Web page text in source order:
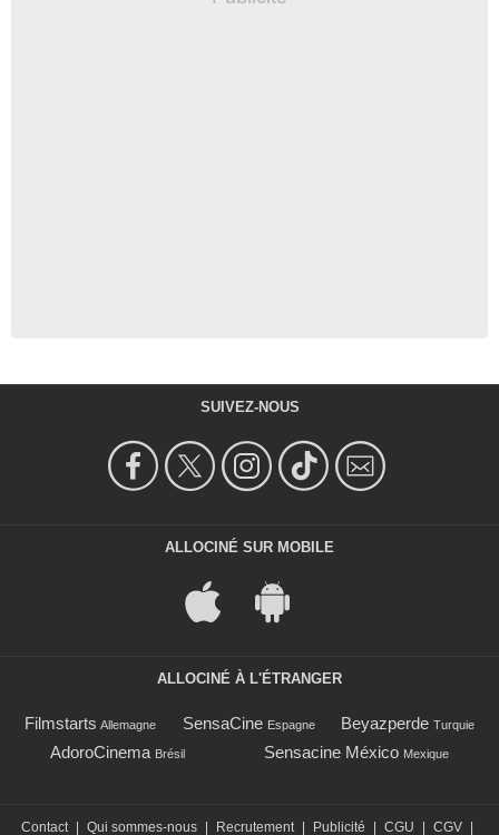
SUIVEZ-NOUS
ALLOCINÉ SUR MOBILE
ALLOCINÉ À L'ÉTRANGER
Filmstarts Allemagne SensaCine Espagne Beyazperde Turquie
AdoroCinema Brésil Sensacine México Mexique
Contact Qui sommes-nous Recrutement Publicité CGU CGV